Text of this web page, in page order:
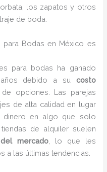
los zapatos y otros
de boda.
para Bodas en México es
para bodas ha ganado
debido a su costo
opciones. Las parejas
de alta calidad en lugar
dinero en algo que solo
de alquiler suelen
mercado, lo que les
a las últimas tendencias.